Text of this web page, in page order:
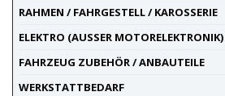
RAHMEN / FAHRGESTELL / KAROSSERIE
ELEKTRO (AUSSER MOTORELEKTRONIK)
FAHRZEUG ZUBEHÖR / ANBAUTEILE
WERKSTATTBEDARF